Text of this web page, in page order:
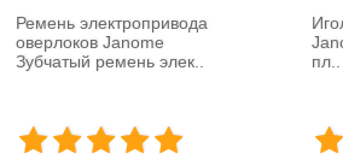
Игольная пластина оверлока
Janome 1200D Игольная
пл..